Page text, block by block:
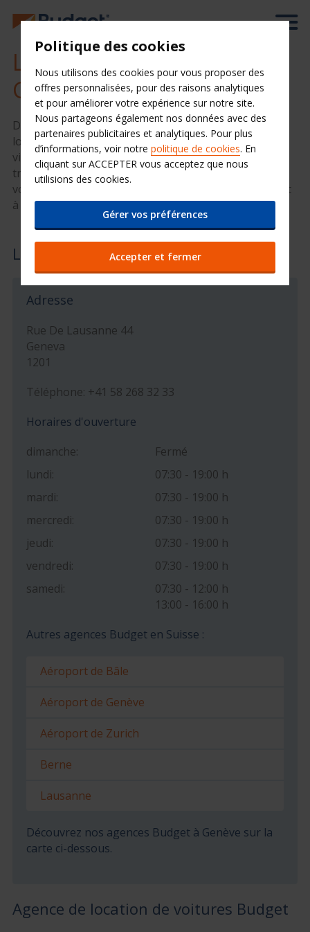
Location de voiture à
Genève
Depuis l’aéroport, n’hésitez pas à effectuer une
location de voiture pour vous rendre dans le centre-
ville de Genève. La ville forme une agglomération
transfrontalière autour du lac Léman. Pour louer une
voiture à prix mini, rendez-vous dans l'agence Budget
à l'aéroport de Genève.
Louez une voiture à Genève
Adresse
Rue De Lausanne 44
Geneva
1201
Téléphone: +41 58 268 32 33
Horaires d'ouverture
dimanche:
Fermé
lundi:
07:30 - 19:00 h
mardi:
07:30 - 19:00 h
mercredi:
07:30 - 19:00 h
jeudi:
07:30 - 19:00 h
vendredi:
07:30 - 19:00 h
samedi:
07:30 - 12:00 h
13:00 - 16:00 h
Autres agences Budget en Suisse :
Aéroport de Bâle
Aéroport de Genève
Aéroport de Zurich
Berne
Lausanne
Découvrez nos agences Budget à Genève sur la
carte ci-dessous.
Agence de location de voitures Budget
Politique des cookies
Nous utilisons des cookies pour vous proposer des
offres personnalisées, pour des raisons analytiques
et pour améliorer votre expérience sur notre site.
Nous partageons également nos données avec des
partenaires publicitaires et analytiques. Pour plus
d’informations, voir notre politique de cookies. En
cliquant sur ACCEPTER vous acceptez que nous
utilisions des cookies.
Gérer vos préférences
Accepter et fermer